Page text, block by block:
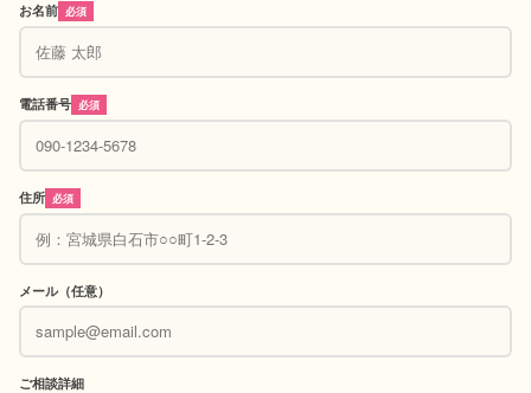
お名前 必須
電話番号 必須
住所 必須
メール（任意）
ご相談詳細